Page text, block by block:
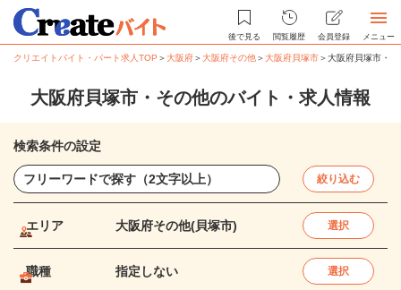
後で見る 閲覧履歴 会員登録 メニュー
クリエイトバイト・パート求人TOP ＞大阪府＞大阪府その他＞大阪府貝塚市＞大阪府貝塚市・
大阪府貝塚市・その他のバイト・求人情報
検索条件の設定
絞り込む
エリア 大阪府その他(貝塚市) 選択
職種 指定しない 選択